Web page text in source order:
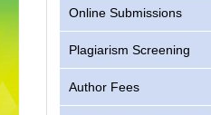
Online Submissions
Plagiarism Screening
Author Fees